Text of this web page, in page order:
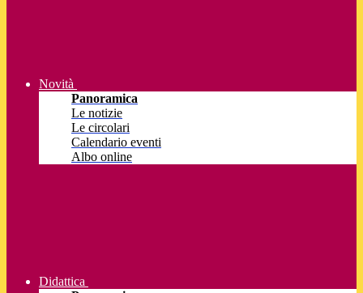
Novità
Panoramica
Le notizie
Le circolari
Calendario eventi
Albo online
Didattica